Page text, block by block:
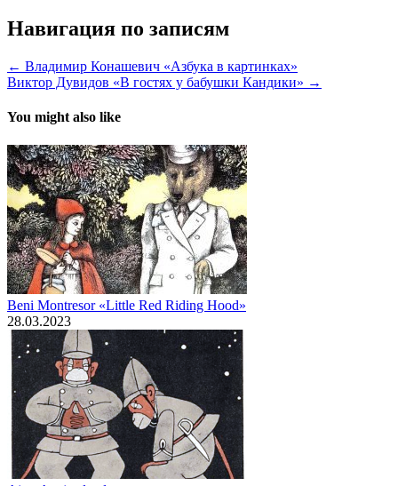
Навигация по записям
← Владимир Конашевич «Азбука в картинках»
Виктор Дувидов «В гостях у бабушки Кандики» →
You might also like
Beni Montresor «Little Red Riding Hood»
28.03.2023